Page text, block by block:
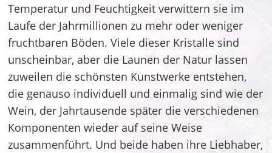
Temperatur und Feuchtigkeit verwittern sie im
Laufe der Jahrmillionen zu mehr oder weniger
fruchtbaren Böden. Viele dieser Kristalle sind
unscheinbar, aber die Launen der Natur lassen
zuweilen die schönsten Kunstwerke entstehen,
die genauso individuell und einmalig sind wie der
Wein, der Jahrtausende später die verschiedenen
Komponenten wieder auf seine Weise
zusammenführt. Und beide haben ihre Liebhaber,